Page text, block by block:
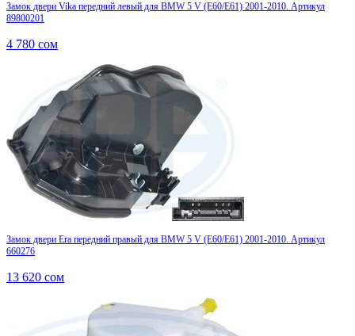
Замок двери Vika передний левый для BMW 5 V (E60/E61) 2001-2010. Артикул
89800201
4 780 сом
Замок двери Era передний правый для BMW 5 V (E60/E61) 2001-2010. Артикул
660276
13 620 сом